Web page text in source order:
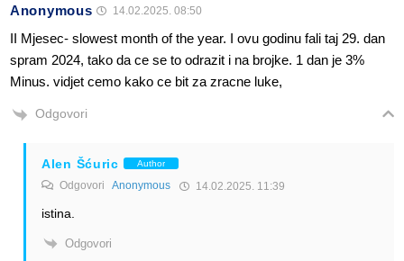
Anonymous 14.02.2025. 08:50
II Mjesec- slowest month of the year. I ovu godinu fali taj 29. dan
spram 2024, tako da ce se to odrazit i na brojke. 1 dan je 3%
Minus. vidjet cemo kako ce bit za zracne luke,
Odgovori
Alen Šćuric Author
Odgovori Anonymous 14.02.2025. 11:39
istina.
Odgovori